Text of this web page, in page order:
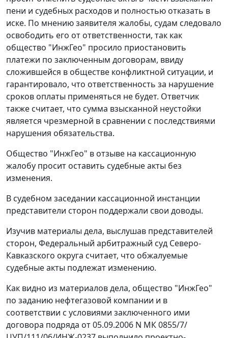
пени и судебных расходов и полностью отказать в
иске. По мнению заявителя жалобы, судам следовало
освободить его от ответственности, так как
общество "ИнжГео" просило приостановить
платежи по заключенным договорам, ввиду
сложившейся в обществе конфликтной ситуации, и
гарантировало, что ответственность за нарушение
сроков оплаты применяться не будет. Ответчик
также считает, что сумма взысканной неустойки
является чрезмерной в сравнении с последствиями
нарушения обязательства.
Общество "ИнжГео" в отзыве на кассационную
жалобу просит оставить судебные акты без
изменения.
В судебном заседании кассационной инстанции
представители сторон поддержали свои доводы.
Изучив материалы дела, выслушав представителей
сторон, Федеральный арбитражный суд Северо-
Кавказского округа считает, что обжалуемые
судебные акты подлежат изменению.
Как видно из материалов дела, общество "ИнжГео"
по заданию нефтегазовой компании и в
соответствии с условиями заключенного ими
договора подряда от 05.09.2006 N МК 0855/7/